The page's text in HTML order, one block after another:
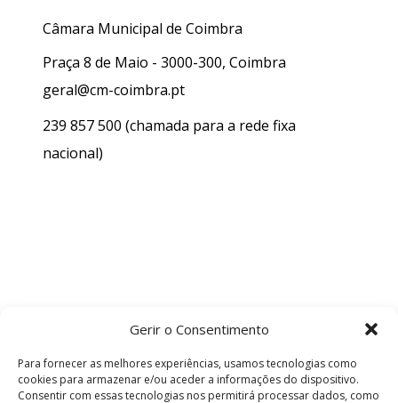
Gerir o Consentimento
Para fornecer as melhores experiências, usamos tecnologias como
cookies para armazenar e/ou aceder a informações do dispositivo.
Consentir com essas tecnologias nos permitirá processar dados, como
Câmara Municipal de Coimbra
Praça 8 de Maio - 3000-300, Coimbra
geral@cm-coimbra.pt
239 857 500 (chamada para a rede fixa
nacional)